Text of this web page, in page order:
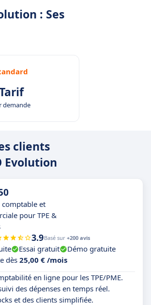
: Ses
demande
clients
Evolution
comptable et
pour TPE &
3.9Basé sur +200 avis
Essai gratuit
Démo gratuite
dès25,00 € /mois
en ligne pour les TPE/PME.
des dépenses en temps réel.
et des clients simplifiée.